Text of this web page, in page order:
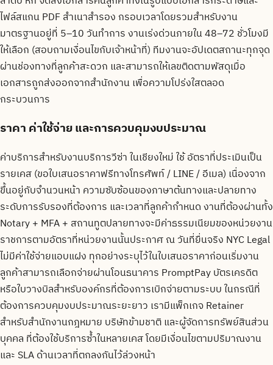
ไฟล์สแกน PDF สำเนาสำรอง กรอบเวลาโดยรวมสำหรับงาน
มาตรฐานอยู่ที่ 5–10 วันทำการ งานเร่งด่วนภายใน 48–72 ชั่วโมงมี
ให้เลือก (สอบถามเงื่อนไขกับเจ้าหน้าที่) ทีมงานจะอัปเดตสถานะทุกจุด
ผ่านช่องทางที่ลูกค้าสะดวก และสามารถให้เลขติดตามพัสดุเมื่อ
เอกสารถูกส่งออกจากสำนักงาน เพื่อความโปร่งใสตลอด
กระบวนการ
ราคา ค่าใช้จ่าย และการควบคุมงบประมาณ
ค่าบริการสำหรับงานบริการวีซ่า ในเชียงใหม่ ใช้ อัตราที่ประเมินเป็น
รายเคส (ขอใบเสนอราคาฟรีทางโทรศัพท์ / LINE / อีเมล) เนื่องจาก
ขึ้นอยู่กับจำนวนหน้า ความซับซ้อนของภาษาต้นทางและปลายทาง
ระดับการรับรองที่ต้องการ และเวลาที่ลูกค้ากำหนด งานที่ต้องผ่านทั้ง
Notary + MFA + สถานทูตปลายทางจะมีค่าธรรมเนียมของหน่วยงาน
ราชการตามอัตราที่หน่วยงานนั้นประกาศ ณ วันที่ยื่นจริง NYC Legal
ไม่มีค่าใช้จ่ายแอบแฝง ทุกอย่างระบุไว้ในใบเสนอราคาก่อนเริ่มงาน
ลูกค้าสามารถเลือกจ่ายผ่านโอนธนาคาร PromptPay บัตรเครดิต
หรือใบวางบิลสำหรับองค์กรที่ต้องการเบิกจ่ายตามระบบ ในกรณีที่
ต้องการควบคุมงบประมาณระยะยาว เรามีแพ็กเกจ Retainer
สำหรับสำนักงานกฎหมาย บริษัทข้ามชาติ และผู้จัดการทรัพย์สินส่วน
บุคคล ที่ต้องใช้บริการซ้ำในหลายเคส โดยมีเงื่อนไขตามปริมาณงาน
และ SLA ด้านเวลาที่ตกลงกันไว้ล่วงหน้า